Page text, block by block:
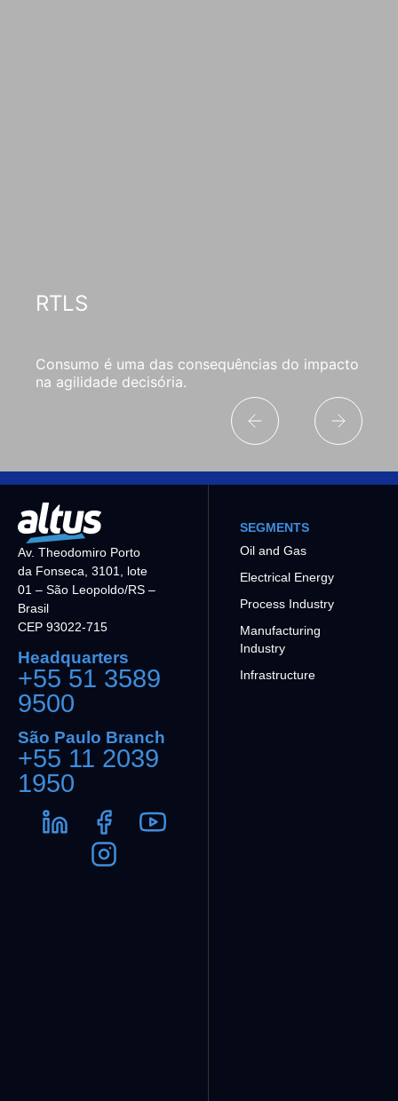
RTLS
Consumo é uma das consequências do impacto
na agilidade decisória.
Av. Theodomiro Porto
da Fonseca, 3101, lote
01 – São Leopoldo/RS –
Brasil
CEP 93022-715
Headquarters
+55 51 3589
9500
São Paulo Branch
+55 11 2039
1950
SEGMENTS
Oil and Gas
Electrical Energy
Process Industry
Manufacturing
Industry
Infrastructure